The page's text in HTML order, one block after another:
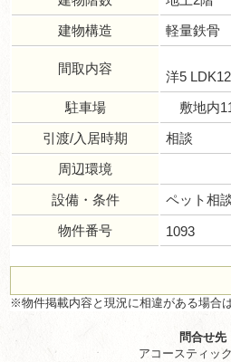
建物構造
軽量鉄骨
間取内容
洋5 LDK12
駐車場
敷地内
引渡/入居時期
相談
周辺環境
設備・条件
ペット相
物件番号
1093
※物件掲載内容と現況に相違がある場合
問合せ先
アコースティッ